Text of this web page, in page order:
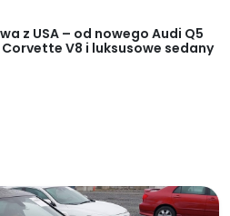
z USA – od nowego Audi Q5
V8 i luksusowe sedany